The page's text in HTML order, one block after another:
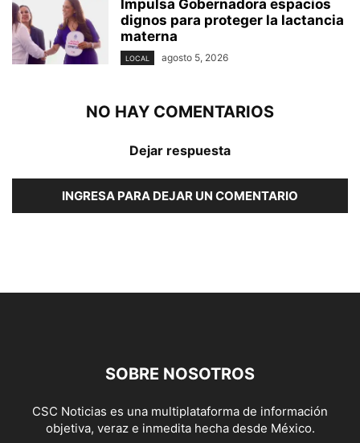
Impulsa Gobernadora espacios
dignos para proteger la lactancia
materna
LOCAL agosto 5, 2026
NO HAY COMENTARIOS
Dejar respuesta
INGRESA PARA DEJAR UN COMENTARIO
SOBRE NOSOTROS
CSC Noticias es una multiplataforma de información
objetiva, veraz e inmedita hecha desde México.